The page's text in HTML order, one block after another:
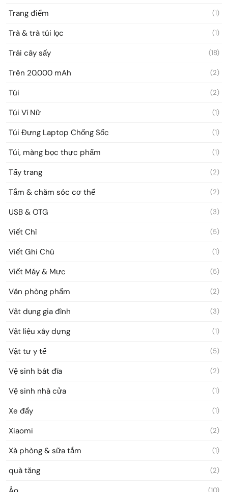
Trang điểm (1)
Trà & trà túi lọc (1)
Trái cây sấy (18)
Trên 20.000 mAh (2)
Túi (2)
Túi Ví Nữ (1)
Túi Đựng Laptop Chống Sốc (1)
Túi, màng bọc thực phẩm (1)
Tẩy trang (2)
Tắm & chăm sóc cơ thể (2)
USB & OTG (3)
Viết Chì (5)
Viết Ghi Chú (1)
Viết Máy & Mực (5)
Văn phòng phẩm (2)
Vật dụng gia đình (3)
Vật liệu xây dựng (1)
Vật tư y tế (5)
Vệ sinh bát đĩa (2)
Vệ sinh nhà cửa (1)
Xe đẩy (1)
Xiaomi (2)
Xà phòng & sữa tắm (1)
quà tặng (2)
(10)